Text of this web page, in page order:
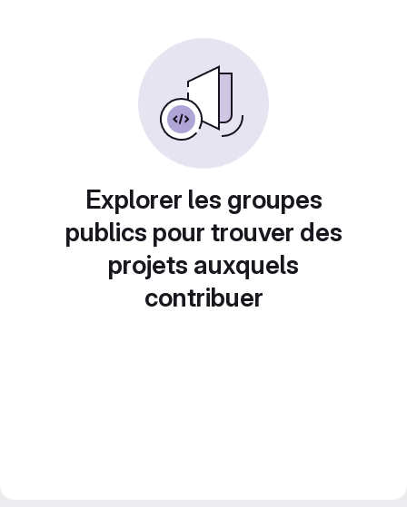
Explorer les groupes
publics pour trouver des
projets auxquels
contribuer